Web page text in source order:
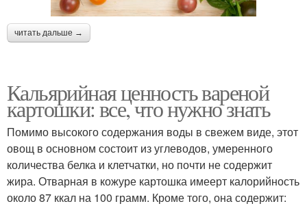
читать дальше →
Кальярийная ценность вареной
картошки: все, что нужно знать
Помимо высокого содержания воды в свежем виде, этот
овощ в основном состоит из углеводов, умеренного
количества белка и клетчатки, но почти не содержит
жира. Отварная в кожуре картошка имеерт калорийность
около 87 ккал на 100 грамм. Кроме того, она содержит: